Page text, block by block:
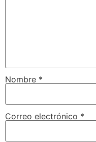
Nombre *
Correo electrónico *